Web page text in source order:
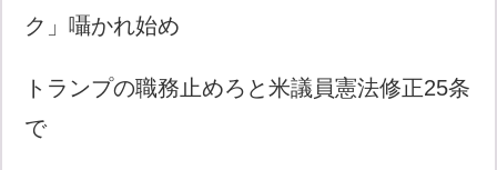
ク」囁かれ始め
トランプの職務止めろと米議員憲法修正25条
で